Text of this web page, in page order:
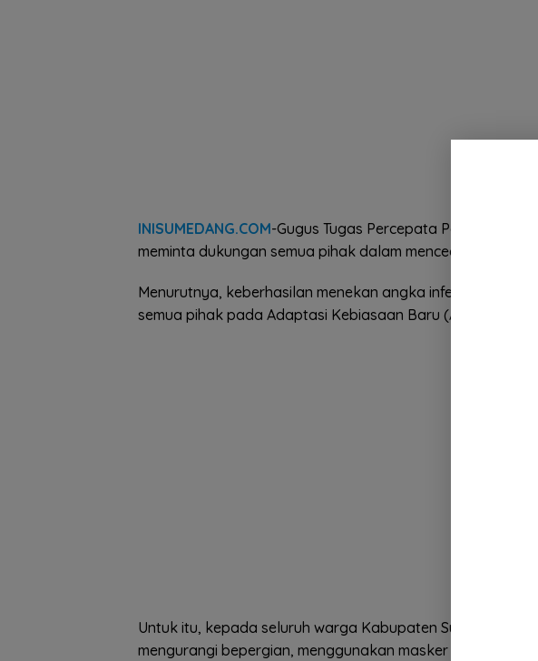
INISUMEDANG.COM-Gugus Tugas Percepata Penanganan
meminta dukungan semua pihak dalam mencegah
Menurutnya, keberhasilan menekan angka infeksi Covid-19
semua pihak pada Adaptasi Kebiasaan Baru (AKB).
Untuk itu, kepada seluruh warga Kabupaten Sumedang
mengurangi bepergian, menggunakan masker setiap keluar